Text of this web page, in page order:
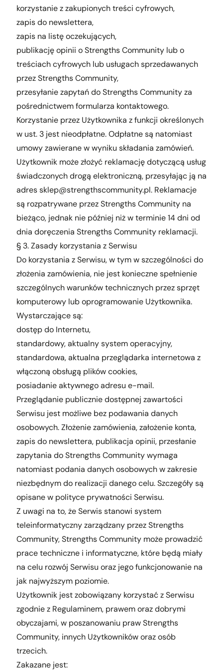
korzystanie z zakupionych treści cyfrowych,
zapis do newslettera,
zapis na listę oczekujących,
publikację opinii o Strengths Community lub o
treściach cyfrowych lub usługach sprzedawanych
przez Strengths Community,
przesyłanie zapytań do Strengths Community za
pośrednictwem formularza kontaktowego.
Korzystanie przez Użytkownika z funkcji określonych
w ust. 3 jest nieodpłatne. Odpłatne są natomiast
umowy zawierane w wyniku składania zamówień.
Użytkownik może złożyć reklamację dotyczącą usług
świadczonych drogą elektroniczną, przesyłając ją na
adressklep@strengthscommunity.pl. Reklamacje
są rozpatrywane przez Strengths Community na
bieżąco, jednak nie później niż w terminie 14 dni od
dnia doręczenia Strengths Community reklamacji.
§ 3. Zasady korzystania z Serwisu
Do korzystania z Serwisu, w tym w szczególności do
złożenia zamówienia, nie jest konieczne spełnienie
szczególnych warunków technicznych przez sprzęt
komputerowy lub oprogramowanie Użytkownika.
Wystarczające są:
dostęp do Internetu,
standardowy, aktualny system operacyjny,
standardowa, aktualna przeglądarka internetowa z
włączoną obsługą plików cookies,
posiadanie aktywnego adresu e-mail.
Przeglądanie publicznie dostępnej zawartości
Serwisu jest możliwe bez podawania danych
osobowych. Złożenie zamówienia, założenie konta,
zapis do newslettera, publikacja opinii, przesłanie
zapytania do Strengths Community wymaga
natomiast podania danych osobowych w zakresie
niezbędnym do realizacji danego celu. Szczegóły są
opisane w polityce prywatności Serwisu.
Z uwagi na to, że Serwis stanowi system
teleinformatyczny zarządzany przez Strengths
Community, Strengths Community może prowadzić
prace techniczne i informatyczne, które będą miały
na celu rozwój Serwisu oraz jego funkcjonowanie na
jak najwyższym poziomie.
Użytkownik jest zobowiązany korzystać z Serwisu
zgodnie z Regulaminem, prawem oraz dobrymi
obyczajami, w poszanowaniu praw Strengths
Community, innych Użytkowników oraz osób
trzecich.
Zakazane jest: